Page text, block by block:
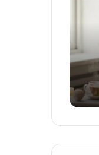
بعد
از